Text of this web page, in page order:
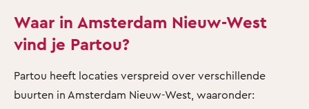
Waar in Amsterdam Nieuw-West
vind je Partou?
Partou heeft locaties verspreid over verschillende
buurten in Amsterdam Nieuw-West, waaronder: